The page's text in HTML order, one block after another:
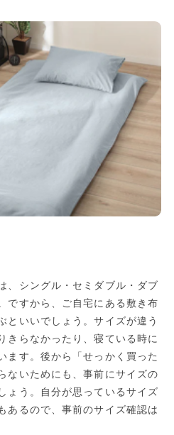
、シングル・セミダブル・ダブ
ですから、ご自宅にある敷き布
といいでしょう。サイズが違う
きらなかったり、寝ている時に
ます。後から「せっかく買った
ないためにも、事前にサイズの
ょう。自分が思っているサイズ
あるので、事前のサイズ確認は